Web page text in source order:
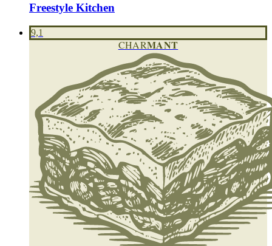
Freestyle Kitchen
9,1
CHARMANT